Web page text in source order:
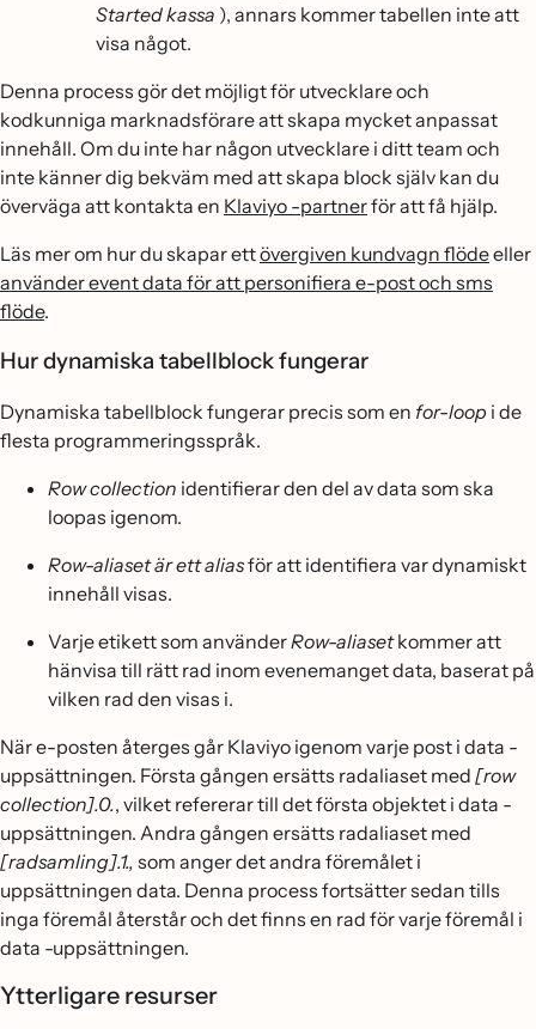
Started kassa ), annars kommer tabellen inte att
visa något.
Denna process gör det möjligt för utvecklare och
kodkunniga marknadsförare att skapa mycket anpassat
innehåll. Om du inte har någon utvecklare i ditt team och
inte känner dig bekväm med att skapa block själv kan du
överväga att kontakta en Klaviyo -partnerför att få hjälp.
Läs mer om hur du skapar ettövergiven kundvagn flödeeller
använder event data för att personifiera e-post och sms
flöde.
Hur dynamiska tabellblock fungerar
Dynamiska tabellblock fungerar precis som en for-loop i de
flesta programmeringsspråk.
Row collection identifierar den del av data som ska
loopas igenom.
Row-aliaset är ett aliasför att identifiera var dynamiskt
innehåll visas.
Varje etikett som använderRow-aliasetkommer att
hänvisa till rätt rad inom evenemanget data, baserat på
vilken rad den visas i.
När e-posten återges går Klaviyo igenom varje post i data -
uppsättningen. Första gången ersätts radaliaset med [row
collection].0., vilket refererar till det första objektet i data -
uppsättningen. Andra gången ersätts radaliaset med
[radsamling].1., som anger det andra föremålet i
uppsättningen data. Denna process fortsätter sedan tills
inga föremål återstår och det finns en rad för varje föremål i
data -uppsättningen.
Ytterligare resurser